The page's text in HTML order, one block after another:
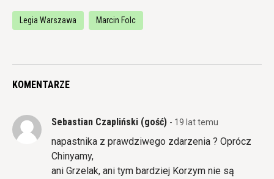
Legia Warszawa Marcin Folc
KOMENTARZE
Sebastian Czapliński (gość) - 19 lat temu
napastnika z prawdziwego zdarzenia ? Oprócz
Chinyamy,
ani Grzelak, ani tym bardziej Korzym nie są